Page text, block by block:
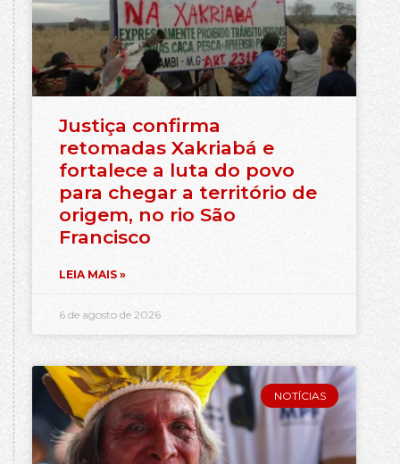
Justiça confirma
retomadas Xakriabá e
fortalece a luta do povo
para chegar a território de
origem, no rio São
Francisco
LEIA MAIS »
6 de agosto de 2026
NOTÍCIAS